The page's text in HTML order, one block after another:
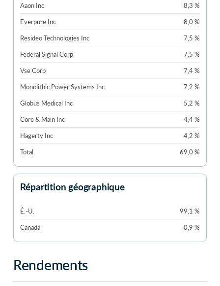
Aaon Inc
8,3 %
Everpure Inc
8,0 %
Resideo Technologies Inc
7,5 %
Federal Signal Corp
7,5 %
Vse Corp
7,4 %
Monolithic Power Systems Inc
7,2 %
Globus Medical Inc
5,2 %
Core & Main Inc
4,4 %
Hagerty Inc
4,2 %
Total
69,0 %
Répartition géographique
É.-U.
99,1 %
Canada
0,9 %
Rendements